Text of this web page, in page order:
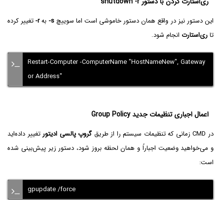
این دستور نیز در واقع همان دستور خاموشی است اما سوییچ-s به-rتغییر کرده
تاری‌استارت انجام شود.
Restart-Computer -ComputerName "HostNameNew", Gateway
or Address"
اعمال اجباری تنظیمات جدید Group Policy
در CMD زمانی که تنظیمات سیستم را از طریق گروپ پالسی ادیتورتغییر داده‌اید
و می‌خواهید وضعیت اجباراً و همان لحظه بروز شود، دستور زیر پیش‌بینی شده
است:
gpupdate /force